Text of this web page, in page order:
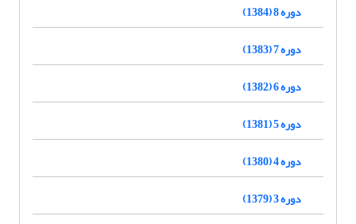
دوره 8 (1384)
دوره 7 (1383)
دوره 6 (1382)
دوره 5 (1381)
دوره 4 (1380)
دوره 3 (1379)